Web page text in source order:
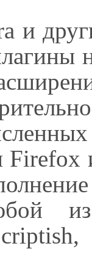
и
Firefox